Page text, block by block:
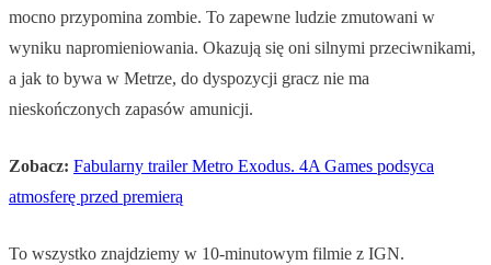
mocno przypomina zombie. To zapewne ludzie zmutowani w
wyniku napromieniowania. Okazują się oni silnymi przeciwnikami,
a jak to bywa w Metrze, do dyspozycji gracz nie ma
nieskończonych zapasów amunicji.
Zobacz: Fabularny trailer Metro Exodus. 4A Games podsyca
atmosferę przed premierą
To wszystko znajdziemy w 10-minutowym filmie z IGN.